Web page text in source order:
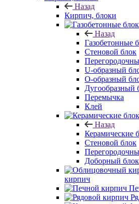
Назад
Кирпич, блоки
Назад
Газобетонные
Стеновой блок
U-образный
О-образный
Дугообразный
Перемычка
Клей
Назад
Керамические
Стеновой блок
Доборный блок
кирпич